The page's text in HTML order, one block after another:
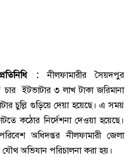
:নীলফামারীর সৈয়দপুর
ইটভাটার ৩ লাখ টাকা জরিমানা
চুল্লি গুড়িয়ে দেয়া হয়েছে। এ সময়
কঠোর নির্দেশনা দেওয়া হয়েছে।
অধিদপ্তর নীলফামারী জেলা
যৌথ অভিযান পরিচালনা করা হয়।